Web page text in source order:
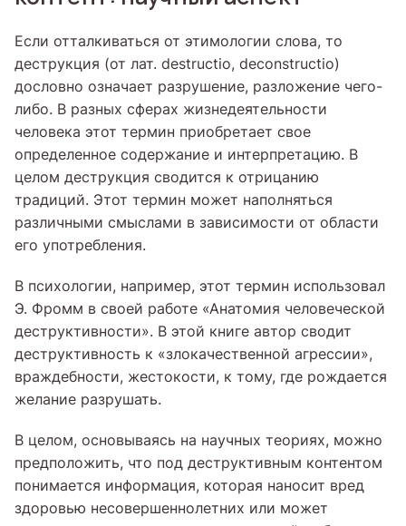
Если отталкиваться от этимологии слова, то
деструкция (от лат. destructio, deconstructio)
дословно означает разрушение, разложение чего-
либо. В разных сферах жизнедеятельности
человека этот термин приобретает свое
определенное содержание и интерпретацию. В
целом деструкция сводится к отрицанию
традиций. Этот термин может наполняться
различными смыслами в зависимости от области
его употребления.
В психологии, например, этот термин использовал
Э. Фромм в своей работе «Анатомия человеческой
деструктивности». В этой книге автор сводит
деструктивность к «злокачественной агрессии»,
враждебности, жестокости, к тому, где рождается
желание разрушать.
В целом, основываясь на научных теориях, можно
предположить, что под деструктивным контентом
понимается информация, которая наносит вред
здоровью несовершеннолетних или может